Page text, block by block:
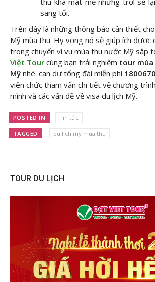
sang tối.
Trên đây là những thông báo cần thiết
Mỹ mùa thu. Hy vọng nó sẽ giúp ích được
trong chuyến vi vu mùa thu nước Mỹ sắp
Việt Tour cùng bạn trải nghiệm tour
Mỹ nhé. can dự tổng đài miễn phí
viên chức tham vấn chi tiết về chương
mình và các vấn đề về visa du lịch Mỹ.
POSTED IN Tin tức
TAGGED du lịch mỹ mùa thu
TOUR DU LỊCH